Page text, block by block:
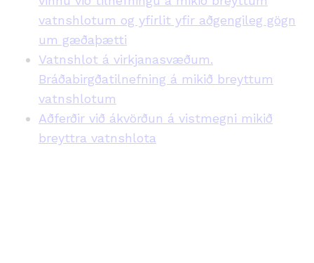
vatnshlotum og yfirlit yfir aðgengileg gögn
um gæðaþætti
Vatnshlot á virkjanasvæðum.
Bráðabirgðatilnefning á mikið breyttum
vatnshlotum
Aðferðir við ákvörðun á vistmegni mikið
breyttra vatnshlota